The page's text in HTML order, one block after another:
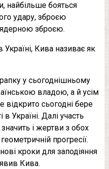
найбільше бояться
удару, зброєю
зброєю.
Україні, Кива називає як
у сьогоднішньому
владою, а й усім
сьогодні бере
Україні. Далі участь
і жертви з обох
прогресії.
кроки для заподіяння
Кива.